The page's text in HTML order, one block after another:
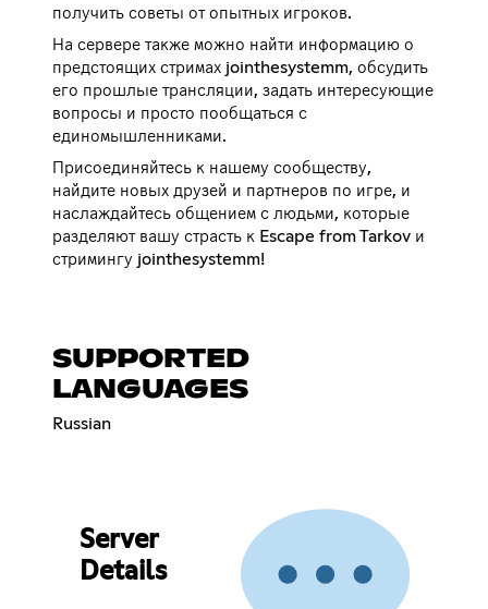
получить советы от опытных игроков.
На сервере также можно найти информацию о
предстоящих стримах jointhesystemm, обсудить
его прошлые трансляции, задать интересующие
вопросы и просто пообщаться с
единомышленниками.
Присоединяйтесь к нашему сообществу,
найдите новых друзей и партнеров по игре, и
наслаждайтесь общением с людьми, которые
разделяют вашу страсть к Escape from Tarkov и
стримингу jointhesystemm!
SUPPORTED
LANGUAGES
Russian
Server
Details